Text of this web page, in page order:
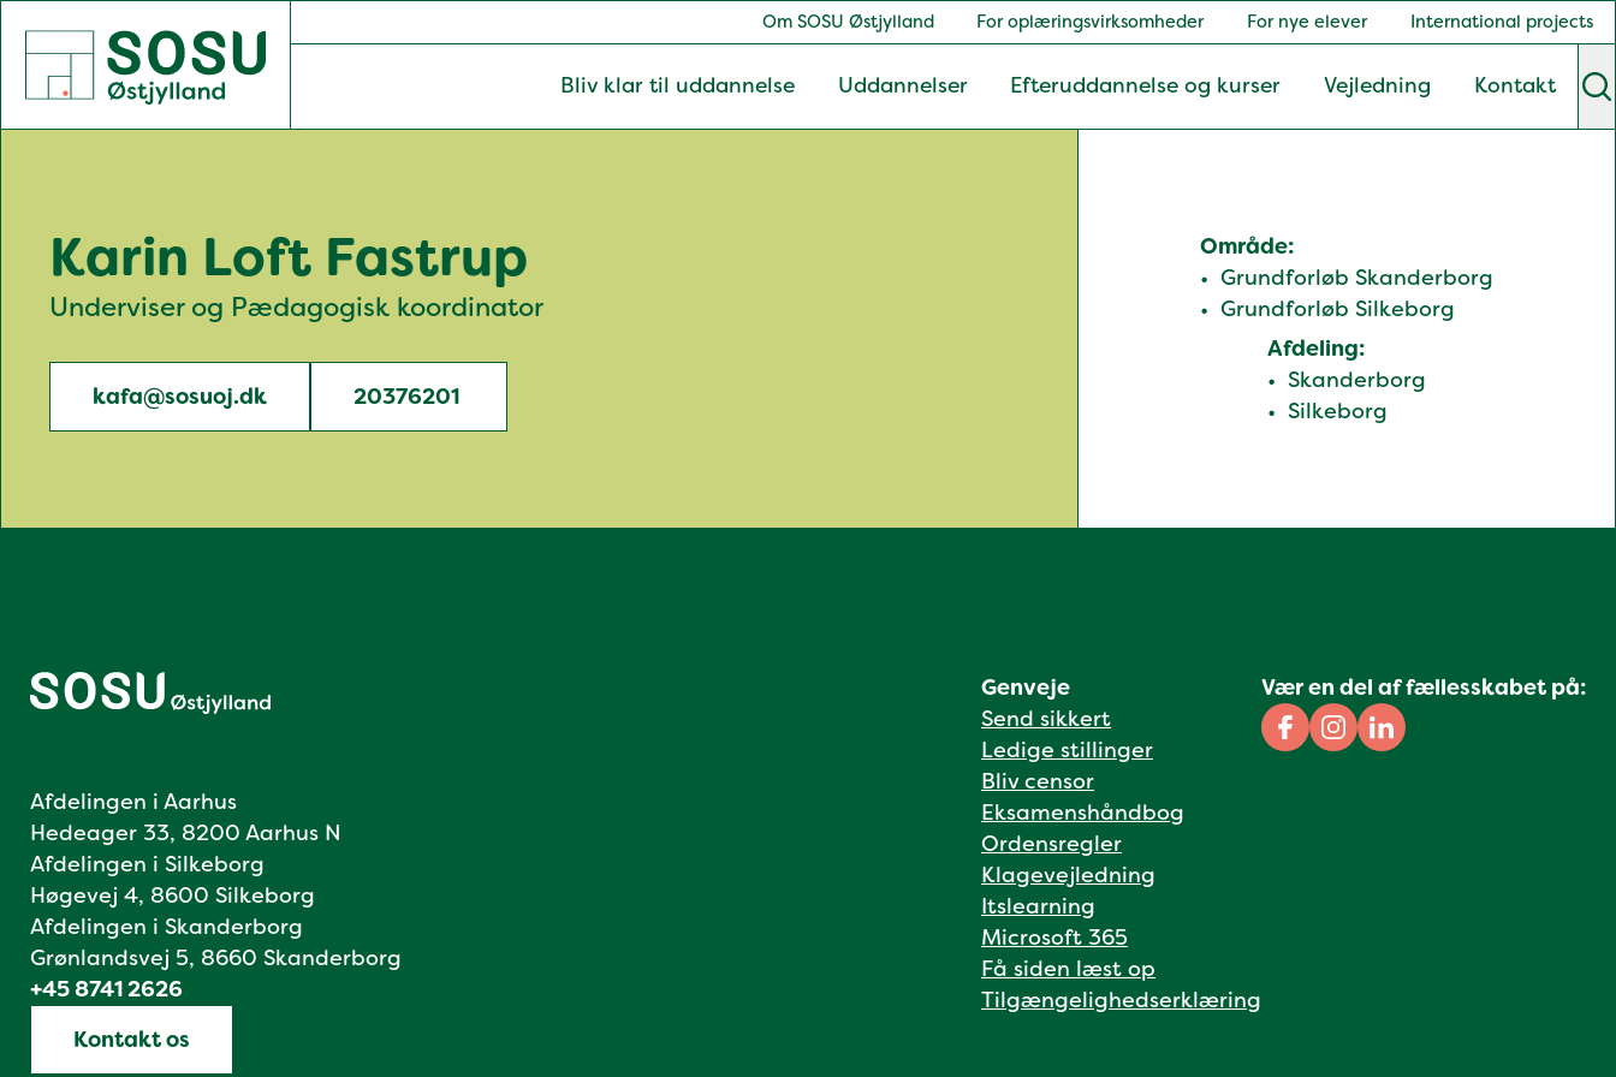
SOSU Østjylland | Gør dig klogere på livet
Om SOSU Østjylland For oplæringsvirksomheder For nye elever International projects
Bliv klar til uddannelse Uddannelser Efteruddannelse og kurser Vejledning Kontakt
Karin Loft Fastrup
Underviser og Pædagogisk koordinator
kafa@sosuoj.dk 20376201
Område:
Grundforløb Skanderborg
Grundforløb Silkeborg
Afdeling:
Skanderborg
Silkeborg
Afdelingen i Aarhus
Hedeager 33, 8200 Aarhus N
Afdelingen i Silkeborg
Høgevej 4, 8600 Silkeborg
Afdelingen i Skanderborg
Grønlandsvej 5, 8660 Skanderborg
+45 8741 2626
Kontakt os
Genveje
Send sikkert
Ledige stillinger
Bliv censor
Eksamenshåndbog
Ordensregler
Klagevejledning
Itslearning
Microsoft 365
Få siden læst op
Tilgængelighedserklæring
Vær en del af fællesskabet på:
Facebook
Instagram
Linkedin